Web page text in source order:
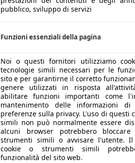
pubblico, sviluppo di servizi
Funzioni essenziali della pagina
Noi o questi fornitori utilizziamo
tecnologie simili necessari per le
sito e per garantirne il corretto
genere utilizzati in risposta
abilitare funzioni importanti come
mantenimento delle informazioni
preferenze sulla privacy. L'uso di questi
simili non può normalmente essere
alcuni browser potrebbero
strumenti simili o avvisare l'utente.
cookie o strumenti simili
funzionalità del sito web.